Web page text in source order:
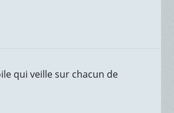
qui veille sur chacun de